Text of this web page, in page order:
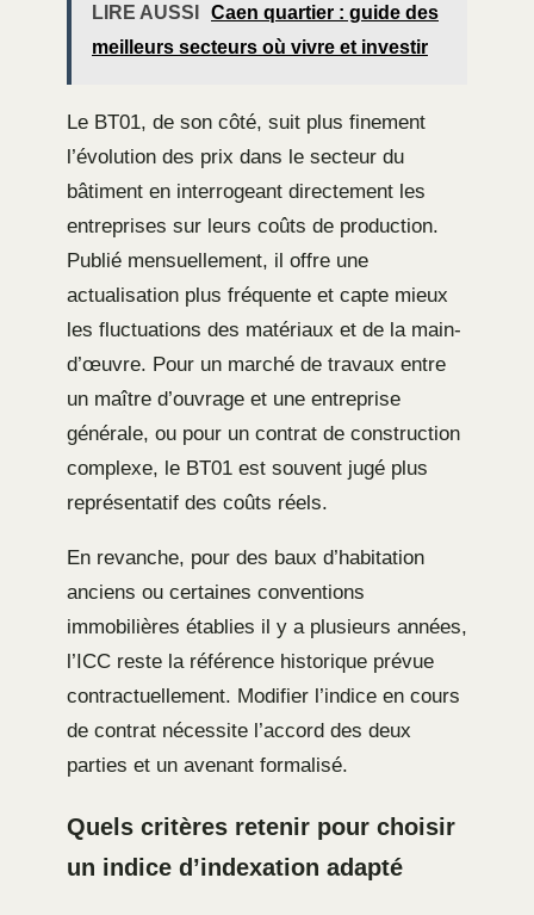
LIRE AUSSI
Caen quartier : guide des
meilleurs secteurs où vivre et investir
Le BT01, de son côté, suit plus finement
l’évolution des prix dans le secteur du
bâtiment en interrogeant directement les
entreprises sur leurs coûts de production.
Publié mensuellement, il offre une
actualisation plus fréquente et capte mieux
les fluctuations des matériaux et de la main-
d’œuvre. Pour un marché de travaux entre
un maître d’ouvrage et une entreprise
générale, ou pour un contrat de construction
complexe, le BT01 est souvent jugé plus
représentatif des coûts réels.
En revanche, pour des baux d’habitation
anciens ou certaines conventions
immobilières établies il y a plusieurs années,
l’ICC reste la référence historique prévue
contractuellement. Modifier l’indice en cours
de contrat nécessite l’accord des deux
parties et un avenant formalisé.
Quels critères retenir pour choisir
un indice d’indexation adapté